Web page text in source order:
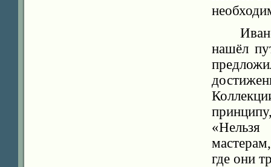
нашёл
где они